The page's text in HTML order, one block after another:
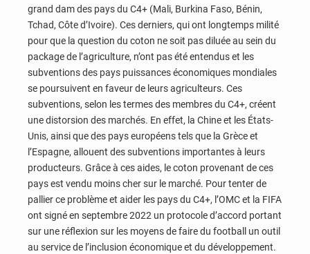
grand dam des pays du C4+ (Mali, Burkina Faso, Bénin,
Tchad, Côte d’Ivoire). Ces derniers, qui ont longtemps milité
pour que la question du coton ne soit pas diluée au sein du
package de l’agriculture, n’ont pas été entendus et les
subventions des pays puissances économiques mondiales
se poursuivent en faveur de leurs agriculteurs. Ces
subventions, selon les termes des membres du C4+, créent
une distorsion des marchés. En effet, la Chine et les États-
Unis, ainsi que des pays européens tels que la Grèce et
l’Espagne, allouent des subventions importantes à leurs
producteurs. Grâce à ces aides, le coton provenant de ces
pays est vendu moins cher sur le marché. Pour tenter de
pallier ce problème et aider les pays du C4+, l’OMC et la FIFA
ont signé en septembre 2022 un protocole d’accord portant
sur une réflexion sur les moyens de faire du football un outil
au service de l’inclusion économique et du développement.